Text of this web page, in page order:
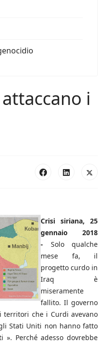
i
Crisi siriana, 25
gennaio 2018
- Solo qualche
mese fa, il
progetto curdo in
Iraq è
miseramente
fallito. Il governo
che i Curdi avevano
Stati Uniti non hanno fatto
Perché adesso dovrebbe